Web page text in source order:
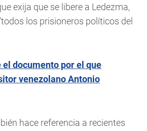
exija que se libere a Ledezma,
los prisioneros políticos del
el documento por el que
venezolano Antonio
hace referencia a recientes